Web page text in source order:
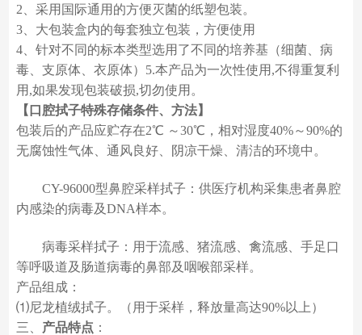
2、采用国际通用的方便灭菌的纸塑包装。
3、大包装盒内的每套独立包装，方便使用
4、针对不同的标本类型选用了不同的培养基（细菌、病
毒、支原体、衣原体）5.本产品为一次性使用,不得重复利
用,如果发现包装破损,切勿使用。
【口腔拭子特殊存储条件、方法】
包装后的产品应贮存在2℃ ～30℃，相对湿度40%～90%的
无腐蚀性气体、通风良好、阴凉干燥、清洁的环境中。
CY-96000型鼻腔采样拭子：供医疗机构采集患者鼻腔
内感染的病毒及DNA样本。
病毒采样拭子：用于流感、猪流感、禽流感、手足口
等呼吸道及肠道病毒的鼻部及咽喉部采样。
产品组成：
⑴尼龙植绒拭子。（用于采样，释放量高达90%以上）
三、 产品特点 ：